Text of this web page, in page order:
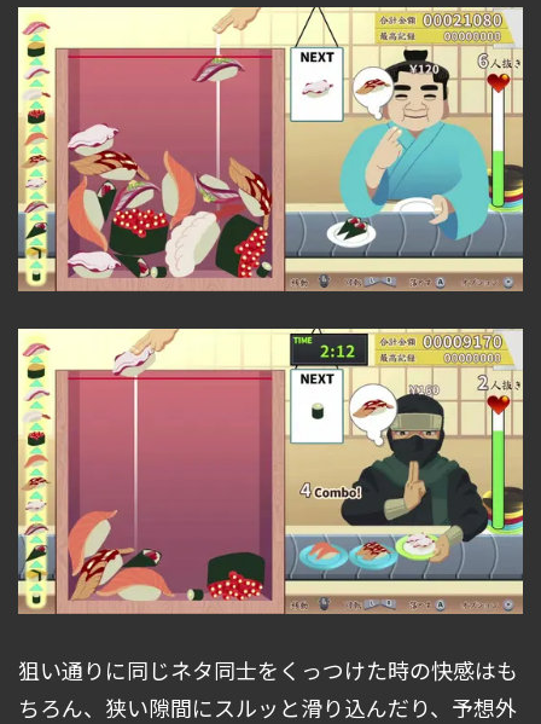
狙い通りに同じネタ同士をくっつけた時の快感はも
ちろん、狭い隙間にスルッと滑り込んだり、予想外